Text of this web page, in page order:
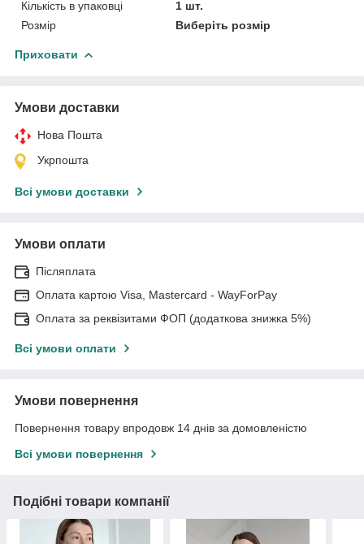
Кількість в упаковці
1 шт.
Розмір
Виберіть розмір
Приховати
Умови доставки
Нова Пошта
Укрпошта
Всі умови доставки
Умови оплати
Післяплата
Оплата картою Visa, Mastercard - WayForPay
Оплата за реквізитами ФОП (додаткова знижка 5%)
Всі умови оплати
Умови повернення
Повернення товару впродовж 14 днів за домовленістю
Всі умови повернення
Подібні товари компанії